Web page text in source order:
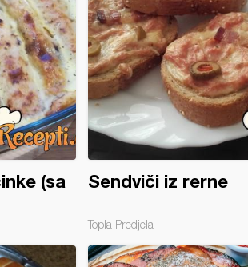
(sa
Sendviči iz rerne
Topla Predjela